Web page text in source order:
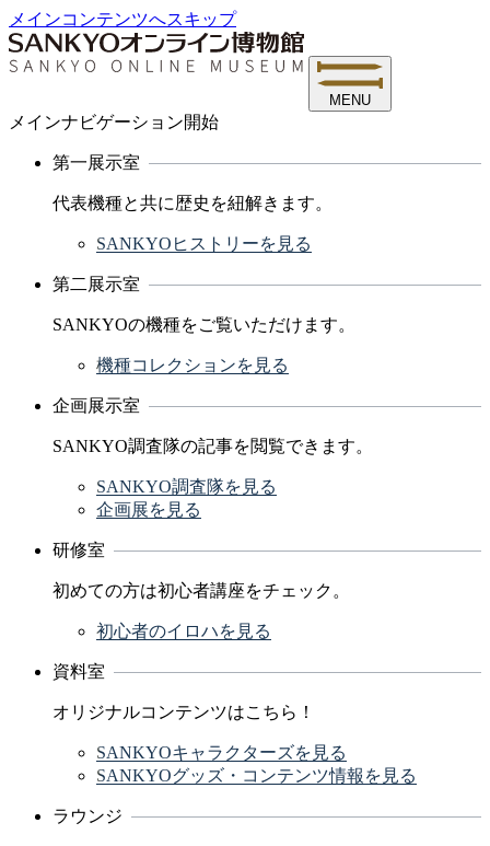
メインコンテンツへスキップ
MENU
メインナビゲーション開始
第一展示室
代表機種と共に歴史を紐解きます。
SANKYOヒストリーを見る
第二展示室
SANKYOの機種をご覧いただけます。
機種コレクションを見る
企画展示室
SANKYO調査隊の記事を閲覧できます。
SANKYO調査隊を見る
企画展を見る
研修室
初めての方は初心者講座をチェック。
初心者のイロハを見る
資料室
オリジナルコンテンツはこちら！
SANKYOキャラクターズを見る
SANKYOグッズ・コンテンツ情報を見る
ラウンジ